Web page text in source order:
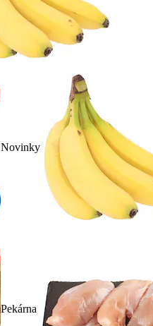
Novinky
Pekárna